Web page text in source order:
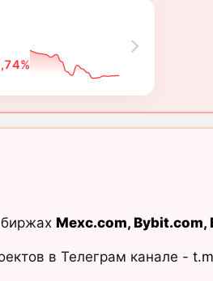
Mexc.com, Bybit.com,
в Телеграм канале -